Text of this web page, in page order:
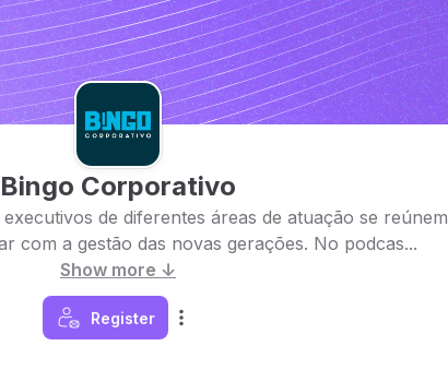
Bingo Corporativo
de diferentes áreas de atuação se reúnem
com a gestão das novas gerações. No podcas...
Show more ↓
Register